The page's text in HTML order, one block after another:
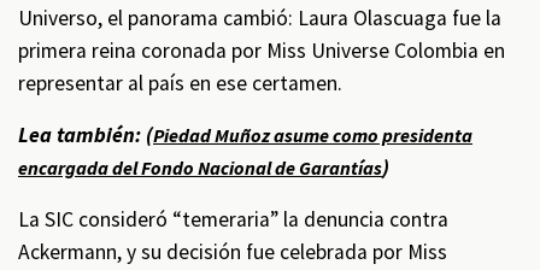
Universo, el panorama cambió: Laura Olascuaga fue la
primera reina coronada por Miss Universe Colombia en
representar al país en ese certamen.
Lea también: (Piedad Muñoz asume como presidenta
encargada del Fondo Nacional de Garantías)
La SIC consideró “temeraria” la denuncia contra
Ackermann, y su decisión fue celebrada por Miss